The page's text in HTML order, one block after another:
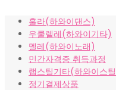
격:
₩10,000.
격:
₩8,000.
훌라(하와이댄스)
우쿨렐레(하와이기타)
멜레(하와이노래)
민간자격증 취득과정
랩스틸기타(하와이스
정기결제상품